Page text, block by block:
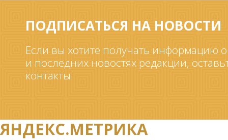
ПОДПИСАТЬСЯ НА НОВОСТИ
Если вы хотите получать информацию
и последних новостях редакции,
контакты.
ЯНДЕКС.МЕТРИКА